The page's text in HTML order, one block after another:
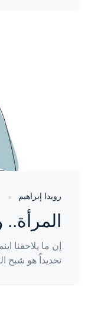
رويدا إبراهيم
المرأة..
إن ما يلاحقنا
تحديداً هو شبح